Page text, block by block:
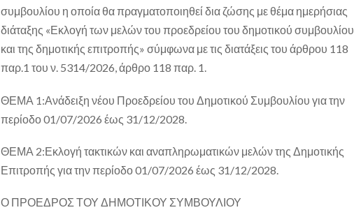
συμβουλίου η οποία θα πραγματοποιηθείδια ζώσης με θέμα ημερήσιας
διάταξης «Εκλογή των μελών του προεδρείου του δημοτικού συμβουλίου
και της δημοτικής επιτροπής» σύμφωνα με τις διατάξεις του άρθρου 118
παρ.1 του ν. 5314/2026, άρθρο 118 παρ. 1.
ΘΕΜΑ 1:Ανάδειξη νέου Προεδρείου του Δημοτικού Συμβουλίου για την
περίοδο 01/07/2026 έως 31/12/2028.
ΘΕΜΑ 2:Εκλογή τακτικών και αναπληρωματικών μελών της Δημοτικής
Επιτροπής για την περίοδο 01/07/2026 έως 31/12/2028.
Ο ΠΡΟΕΔΡΟΣ ΤΟΥ ΔΗΜΟΤΙΚΟΥ ΣΥΜΒΟΥΛΙΟΥ